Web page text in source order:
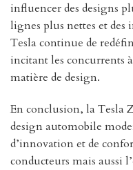
influencer des designs
lignes plus nettes et
Tesla continue de
incitant les concurrents
matière de design.
En conclusion, la Tesla
design automobile
d’innovation et de
conducteurs mais aussi